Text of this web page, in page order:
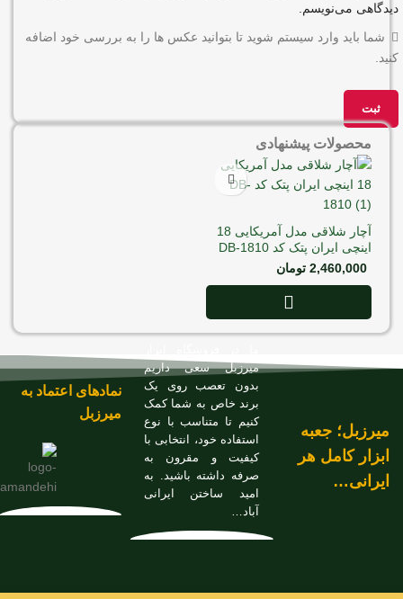
دیدگاهی می‌نویسم.
شما باید وارد سیستم شوید تا بتوانید عکس ها را به بررسی خود اضافه
کنید.
محصولات پیشنهادی
آچار شلاقی مدل آمریکایی 18
اینچی ایران پتک کد DB-1810
2,460,000 تومان
میرزبل؛ جعبه
ابزار کامل هر
ایرانی…
میرزبل سعی داریم
بدون تعصب روی یک
برند خاص به شما کمک
کنیم تا متناسب با نوع
استفاده خود، انتخابی با
کیفیت و مقرون به
صرفه داشته باشید. به
امید ساختن ایرانی
آباد…
نمادهای اعتماد به
میرزبل